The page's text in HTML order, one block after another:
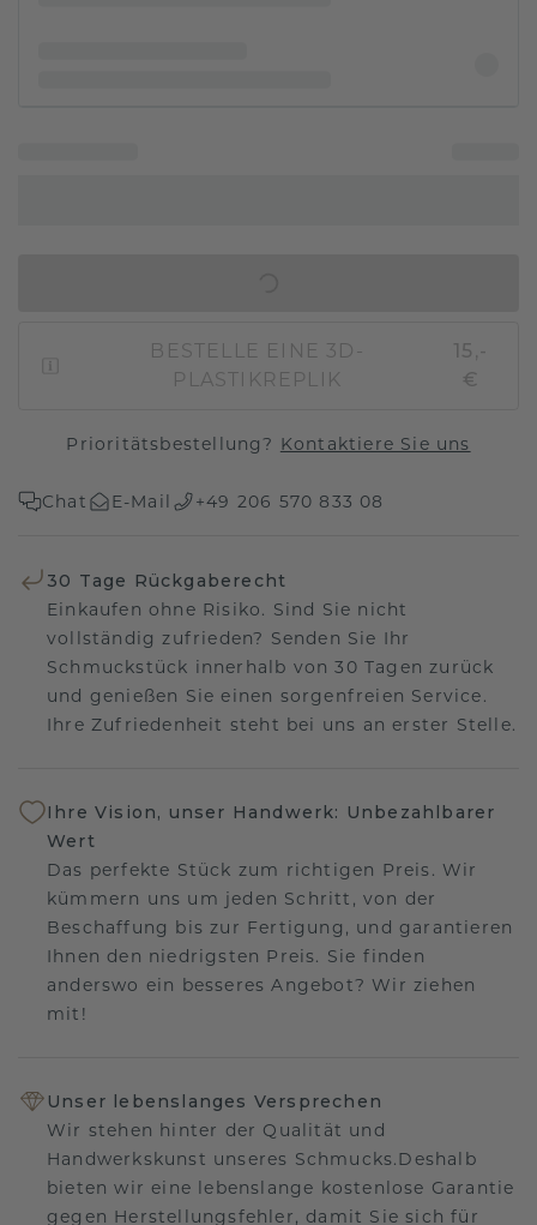
BESTELLE EINE 3D-
PLASTIKREPLIK
15,-
€
Prioritätsbestellung? Kontaktiere Sie uns
Chat E-Mail +49 206 570 833 08
30 Tage Rückgaberecht
Einkaufen ohne Risiko. Sind Sie nicht
vollständig zufrieden? Senden Sie Ihr
Schmuckstück innerhalb von 30 Tagen zurück
und genießen Sie einen sorgenfreien Service.
Ihre Zufriedenheit steht bei uns an erster Stelle.
Ihre Vision, unser Handwerk: Unbezahlbarer
Wert
Das perfekte Stück zum richtigen Preis. Wir
kümmern uns um jeden Schritt, von der
Beschaffung bis zur Fertigung, und garantieren
Ihnen den niedrigsten Preis. Sie finden
anderswo ein besseres Angebot? Wir ziehen
mit!
Unser lebenslanges Versprechen
Wir stehen hinter der Qualität und
Handwerkskunst unseres Schmucks.Deshalb
bieten wir eine lebenslange kostenlose Garantie
gegen Herstellungsfehler, damit Sie sich für